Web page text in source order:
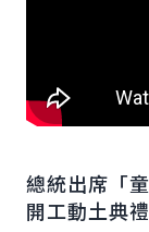
總統出席「
開工動土典禮